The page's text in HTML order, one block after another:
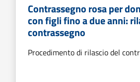
Contrassegno rosa per
con figli fino a due anni:
contrassegno
Procedimento di rilascio del